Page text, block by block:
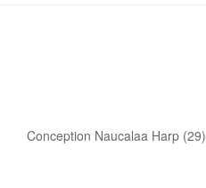
Conception Naucalaa Harp (29)